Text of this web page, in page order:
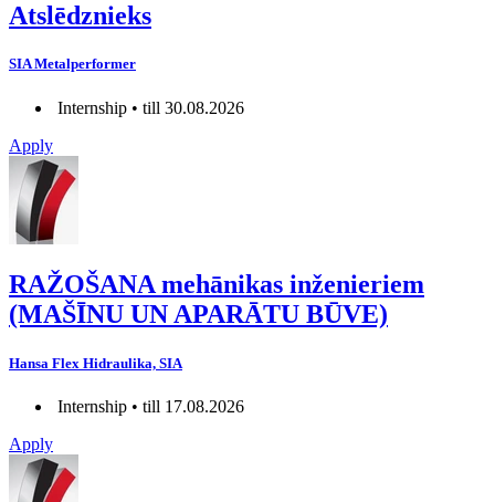
Atslēdznieks
SIA Metalperformer
Internship • till 30.08.2026
Apply
RAŽOŠANA mehānikas inženieriem
(MAŠĪNU UN APARĀTU BŪVE)
Hansa Flex Hidraulika, SIA
Internship • till 17.08.2026
Apply